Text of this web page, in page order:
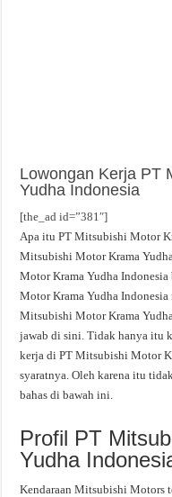
Lowongan Kerja PT
Yudha Indonesia
[the_ad id=”381″]
Apa itu PT Mitsubishi Motor
Mitsubishi Motor Krama
Motor Krama Yudha
Motor Krama Yudha
Mitsubishi Motor Krama
jawab di sini. Tidak hanya itu
kerja di PT Mitsubishi Motor
syaratnya. Oleh karena itu
bahas di bawah ini.
Profil PT
Yudha
Kendaraan Mitsubishi Motors